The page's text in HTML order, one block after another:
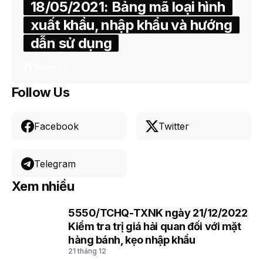
18/05/2021: Bảng mã loại hình
xuất khẩu, nhập khẩu và hướng
dẫn sử dụng
Follow Us
Facebook Twitter
Telegram
Xem nhiều
5550/TCHQ-TXNK ngày 21/12/2022
Kiểm tra trị giá hải quan đối với mặt
hàng bánh, kẹo nhập khẩu
21 tháng 12